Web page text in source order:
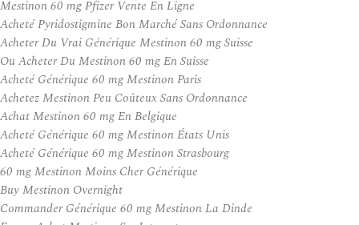
Mestinon 60 mg Pfizer Vente En Ligne
Acheté Pyridostigmine Bon Marché Sans Ordonnance
Acheter Du Vrai Générique Mestinon 60 mg Suisse
Ou Acheter Du Mestinon 60 mg En Suisse
Acheté Générique 60 mg Mestinon Paris
Achetez Mestinon Peu Coûteux Sans Ordonnance
Achat Mestinon 60 mg En Belgique
Acheté Générique 60 mg Mestinon États Unis
Acheté Générique 60 mg Mestinon Strasbourg
60 mg Mestinon Moins Cher Générique
Buy Mestinon Overnight
Commander Générique 60 mg Mestinon La Dinde